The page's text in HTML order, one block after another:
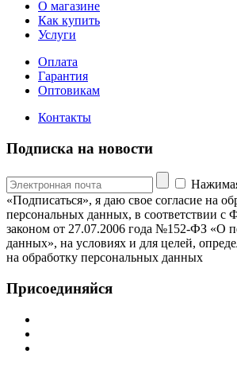
О магазине
Как купить
Услуги
Оплата
Гарантия
Оптовикам
Контакты
Подписка на новости
«Подписаться», я даю свое согласие на
персональных данных, в соответствии с
законом от 27.07.2006 года №152-ФЗ «О
данных», на условиях и для целей,
на обработку персональных данных
Присоединяйся